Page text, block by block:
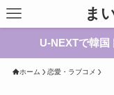
ま
U-NEXTで韓国
ホーム 恋愛・ラブコメ